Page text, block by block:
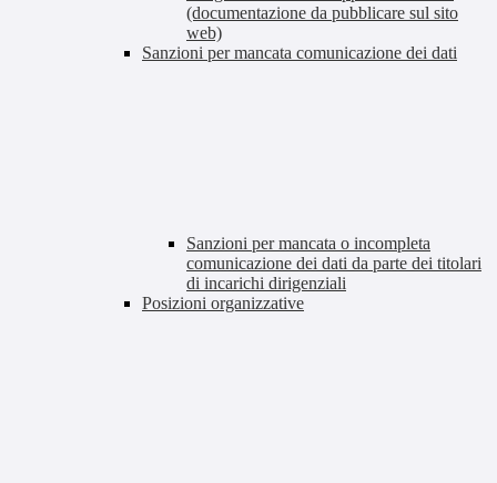
(documentazione da pubblicare sul sito
web)
Sanzioni per mancata comunicazione dei dati
Sanzioni per mancata o incompleta
comunicazione dei dati da parte dei titolari
di incarichi dirigenziali
Posizioni organizzative